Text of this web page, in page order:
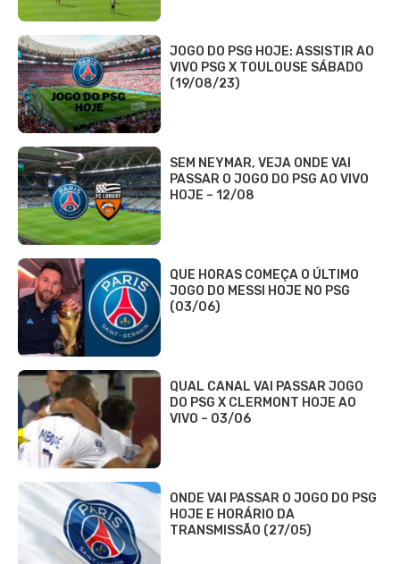
JOGO DO PSG HOJE: ASSISTIR AO
VIVO PSG X TOULOUSE SÁBADO
(19/08/23)
SEM NEYMAR, VEJA ONDE VAI
PASSAR O JOGO DO PSG AO VIVO
HOJE – 12/08
QUE HORAS COMEÇA O ÚLTIMO
JOGO DO MESSI HOJE NO PSG
(03/06)
QUAL CANAL VAI PASSAR JOGO
DO PSG X CLERMONT HOJE AO
VIVO – 03/06
ONDE VAI PASSAR O JOGO DO PSG
HOJE E HORÁRIO DA
TRANSMISSÃO (27/05)